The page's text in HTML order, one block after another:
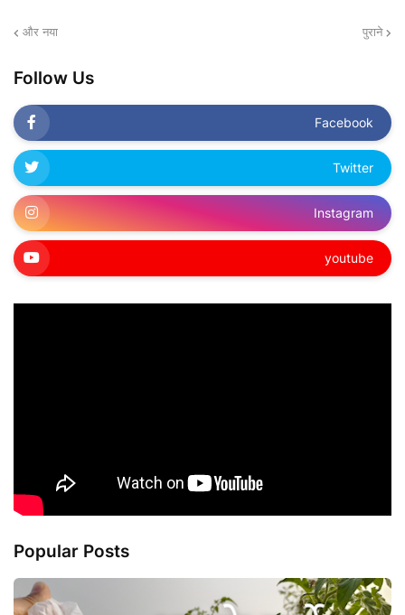
और नया पुराने
Follow Us
Facebook
Twitter
Instagram
youtube
Popular Posts